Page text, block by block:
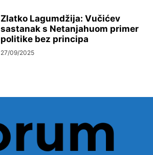
Zlatko Lagumdžija: Vučićev
sastanak s Netanjahuom primer
politike bez principa
27/09/2025